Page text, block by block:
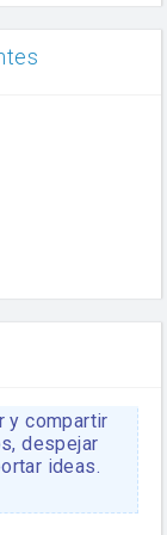
y compartir
despejar
ideas.